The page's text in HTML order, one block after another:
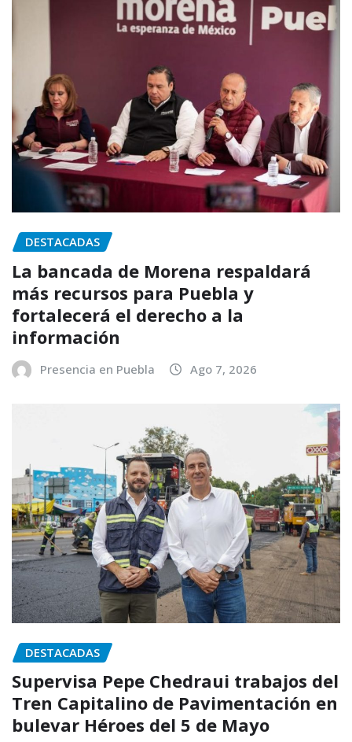
DESTACADAS
La bancada de Morena respaldará
más recursos para Puebla y
fortalecerá el derecho a la
información
Presencia en Puebla Ago 7, 2026
DESTACADAS
Supervisa Pepe Chedraui trabajos del
Tren Capitalino de Pavimentación en
bulevar Héroes del 5 de Mayo